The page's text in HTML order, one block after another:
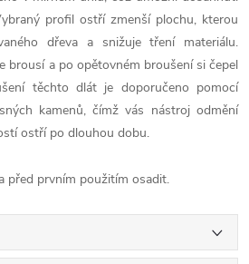
profil ostří zmenší plochu, kterou
dřeva a snižuje tření materiálu.
brousí a po opětovném broušení si čepel
těchto dlát je doporučeno pomocí
kamenů, čímž vás nástroj odmění
ostří po dlouhou dobu.
před prvním použitím osadit.